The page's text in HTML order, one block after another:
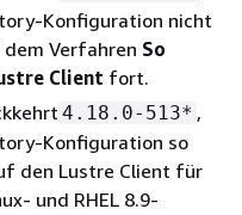
Konfiguration nicht
dem Verfahren So
Client fort.
4.18.0-513* ,
Konfiguration so
den Lustre Client für
und RHEL 8.9-